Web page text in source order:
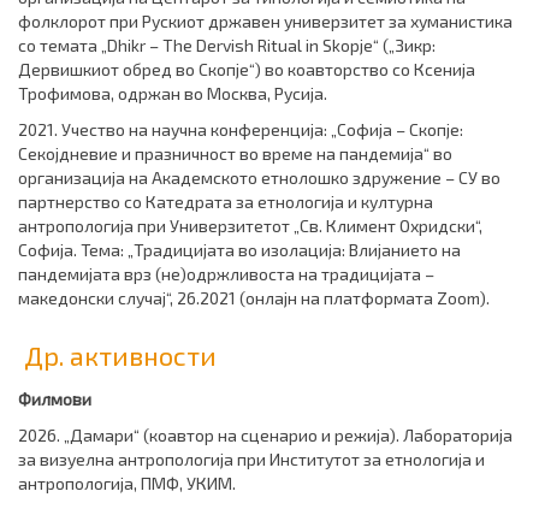
фолклорот при Рускиот државен универзитет за хуманистика
со темата „Dhikr – The Dervish Ritual in Skopje“ („Зикр:
Дервишкиот обред во Скопје“) во коавторство со Ксенија
Трофимова, одржан во Москва, Русија.
2021. Учество на научна конференција: „Софиja – Скопjе:
Секојдневие и празничност во време на пандемија“ во
организација на Академското етнолошко здружение – СУ во
партнерство со Катедрата за етнологија и културна
антропологија при Универзитетот „Св. Климент Охридски“,
Софија. Тема: „Традицијата во изолациjа: Влијанието на
пандемијата врз (не)одржливоста на традицијата –
македонски случај“, 26.2021 (онлајн на платформата Zoom).
Др. активности
Филмови
2026. „Дамари“ (коавтор на сценарио и режија). Лабораторија
за визуелна антропологија при Институтот за етнологија и
антропологија, ПМФ, УКИМ.